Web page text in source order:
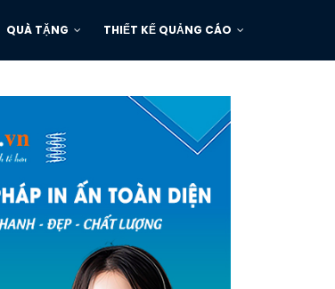
QUÀ TẶNG THIẾT KẾ QUẢNG CÁO